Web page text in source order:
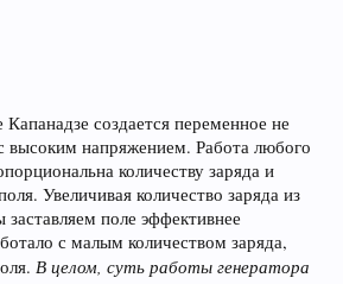
создается переменное не
высоким напряжением. Работа любого
количеству заряда и
Увеличивая количество заряда из
поле эффективнее
с малым количеством заряда,
В целом, суть работы генератора